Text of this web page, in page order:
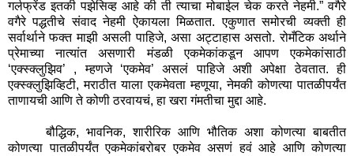
गर्लफ्रेंड इतकी पझेसिव्ह आहे की ती त्याचा मोबाईल चेक करते नेहमी.” वगैरे
वगैरे पद्धतीचे संवाद नेहमी ऐकायला मिळतात. एकुणात समोरची व्यक्ती ही
सर्वार्थाने फक्त माझी असली पाहिजे, असा अट्टाहास असतो. रोमँटिक अर्थाने
प्रेमाच्या नात्यांत असणारी मंडळी एकमेकांकडून आपण एकमेकांसाठी
‘एक्स्क्लुझिव’ , म्हणजे ‘एकमेव’ असलं पाहिजे अशी अपेक्षा ठेवतात. ही
एक्स्क्लुझिव्हिटी, मराठीत याला एकमेवता म्हणूया,नेमकी कोणत्या पातळीपर्यंत
ताणायची आणि ते कोणी ठरवायचं,हा खरा गंमतीचा मुद्दा आहे.
बौद्धिक, भावनिक, शारीरिक आणि भौतिक अशा कोणत्या बाबतीत
कोणत्या पातळीपर्यंत एकमेकांबरोबर एकमेव असणं हवं आहे आणि कोणत्या